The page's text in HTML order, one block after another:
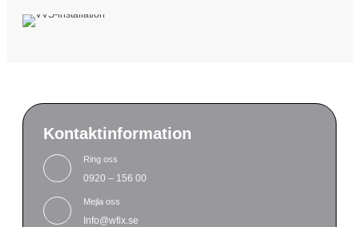
Kontaktinformation
Ring oss
0920 – 156 00
Mejla oss
Info@wfix.se